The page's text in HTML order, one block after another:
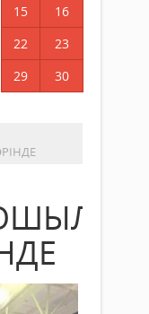
15
16
22
23
29
30